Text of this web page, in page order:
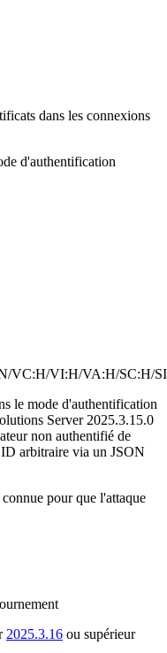
dans les connexions
d'authentification
VC:H/VI:H/VA:H/SC:H/
le mode d'authentification
Server 2025.3.15.0
non authentifié de
arbitraire via un JSON
pour que l'attaque
2025.3.16 ou supérieur